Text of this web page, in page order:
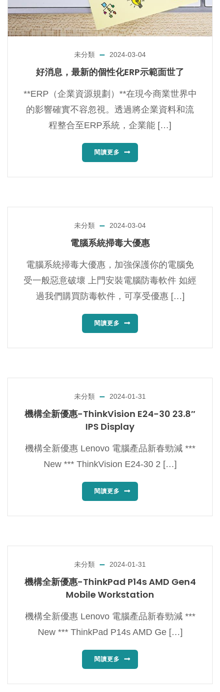
未分類 2024-03-04
好消息，最新的個性化ERP示範面世了
**ERP（企業資源規劃）**在現今商業世界中
的影響確實不容忽視。透過將企業資料和流
程整合至ERP系統，企業能 […]
閱讀更多
未分類 2024-03-04
電腦系統掃毒大優惠
電腦系統掃毒大優惠，加強保護你的電腦免
受一般惡意破壞 上門安裝電腦防毒軟件 如經
過我們購買防毒軟件，可享受優惠 […]
閱讀更多
未分類 2024-01-31
機構全新優惠-ThinkVision E24-30 23.8″
IPS Display
機構全新優惠 Lenovo 電腦產品新春勁減 ***
New *** ThinkVision E24-30 2 […]
閱讀更多
未分類 2024-01-31
機構全新優惠-ThinkPad P14s AMD Gen4
Mobile Workstation
機構全新優惠 Lenovo 電腦產品新春勁減 ***
New *** ThinkPad P14s AMD Ge […]
閱讀更多